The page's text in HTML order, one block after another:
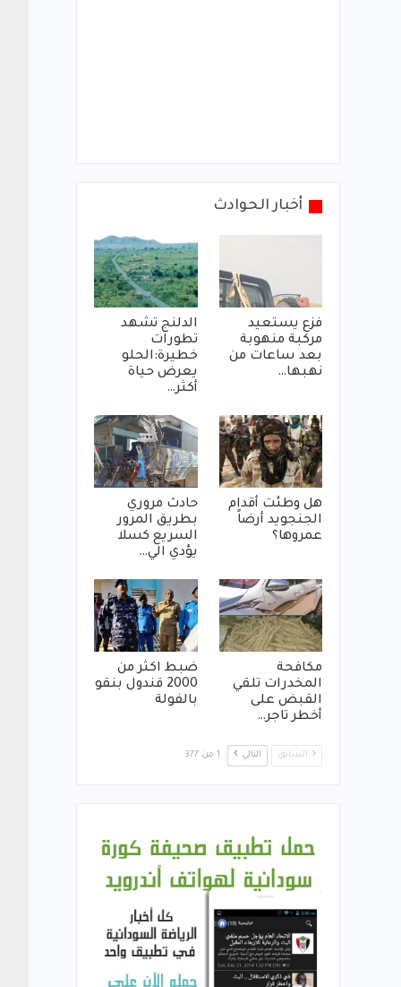
أخبار الحوادث
فزع يستعيد
مركبة منهوبة
بعد ساعات من
نهبها…
الدلنج تشهد
تطورات
خطيرة:الحلو
يعرض حياة
أكثر…
هل وطئت أقدام
الجنجويد أرضاً
عمروها؟
حادث مروري
بطريق المرور
السريع كسلا
يؤدي الي…
مكافحة
المخدرات تلقي
القبض على
أخطر تاجر…
ضبط اكثر من
2000 قندول بنقو
بالفولة
السابق التالي 1 من 377